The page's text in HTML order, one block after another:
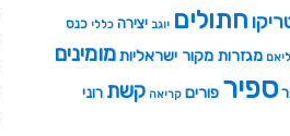
חתולים יוגב יצירה כללי כנס
ליאם מגזרות מקור ישראליותמומינים
ספיר פורים קריאה קשת רוני